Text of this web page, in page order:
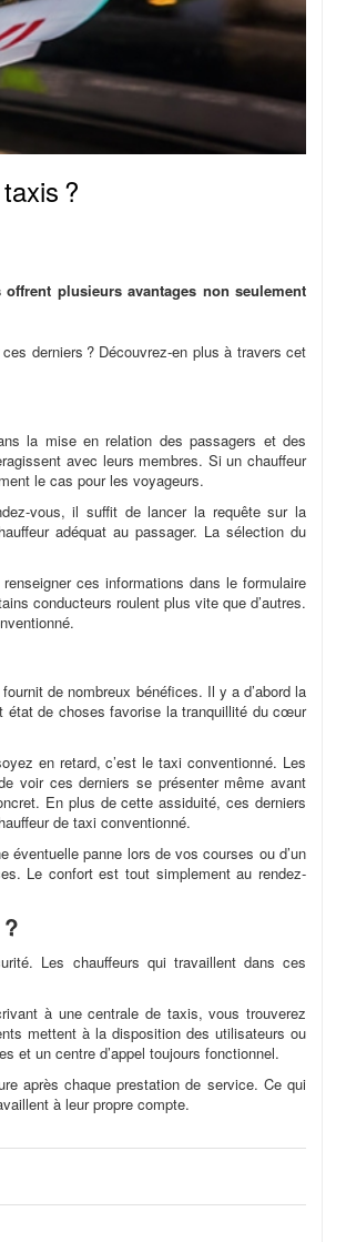
?
plusieurs avantages non seulement
derniers ? Découvrez-en plus à travers cet
la mise en relation des passagers et des
avec leurs membres. Si un chauffeur
le cas pour les voyageurs.
vous, il suffit de lancer la requête sur la
adéquat au passager. La sélection du
ces informations dans le formulaire
conducteurs roulent plus vite que d’autres.
de nombreux bénéfices. Il y a d’abord la
état de choses favorise la tranquillité du cœur
en retard, c’est le taxi conventionné. Les
voir ces derniers se présenter même avant
En plus de cette assiduité, ces derniers
de taxi conventionné.
éventuelle panne lors de vos courses ou d’un
Le confort est tout simplement au rendez-
Les chauffeurs qui travaillent dans ces
à une centrale de taxis, vous trouverez
mettent à la disposition des utilisateurs ou
et un centre d’appel toujours fonctionnel.
après chaque prestation de service. Ce qui
à leur propre compte.